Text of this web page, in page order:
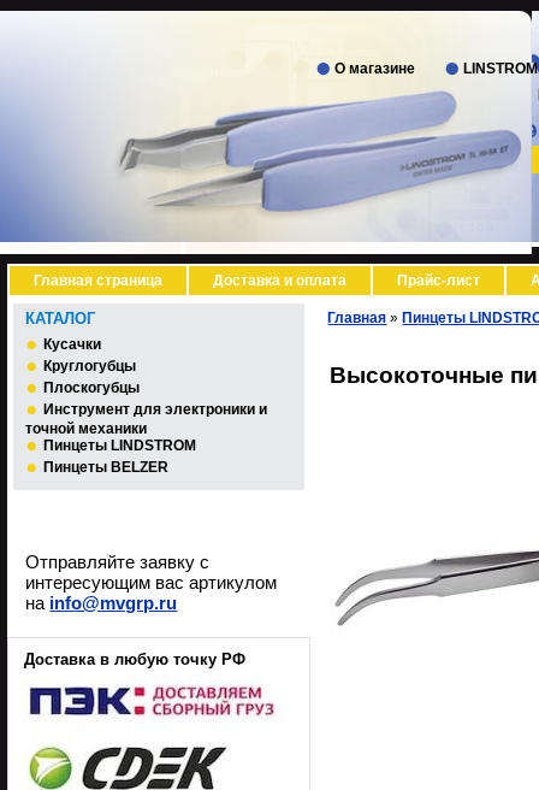
О магазине
Главная страница Доставка и оплата Прайс-лист
КАТАЛОГ
Кусачки
Круглогубцы
Плоскогубцы
Инструмент для электроники и
точной механики
Пинцеты LINDSTROM
Пинцеты BELZER
Отправляйте заявку с
интересующим вас артикулом
на info@mvgrp.ru
Доставка в любую точку РФ
Главная » Пинцеты
Высокоточные